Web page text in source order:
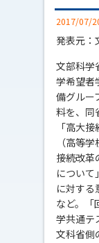
2017/07/
発表元：
文部科学
学希望者
備グルー
料を、同
「高大
（高等
接続改革
について
に対する
など。「
学共通テ
文科省側